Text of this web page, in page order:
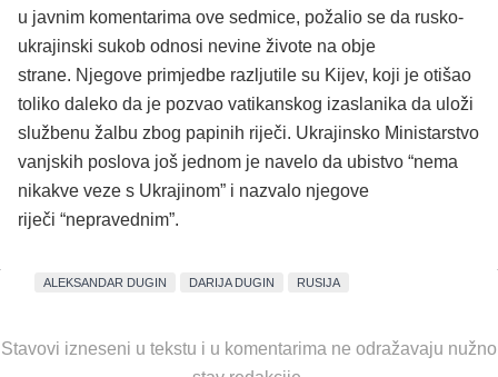
u javnim komentarima ove sedmice, požalio se da rusko-
ukrajinski sukob odnosi nevine živote na obje
strane. Njegove primjedbe razljutile su Kijev, koji je otišao
toliko daleko da je pozvao vatikanskog izaslanika da uloži
službenu žalbu zbog papinih riječi. Ukrajinsko Ministarstvo
vanjskih poslova još jednom je navelo da ubistvo “nema
nikakve veze s Ukrajinom” i nazvalo njegove
riječi “nepravednim”.
ALEKSANDAR DUGIN DARIJA DUGIN RUSIJA
Stavovi izneseni u tekstu i u komentarima ne odražavaju nužno